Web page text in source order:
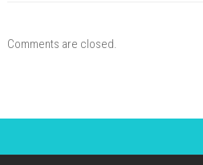
Comments are closed.